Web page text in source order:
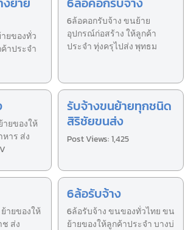
ยของทั่ว
าประจำ
6ล้อคอกรับจ้าง ขนย้าย
อุปกรณ์ก่อสร้าง ให้ลูกค้า
ประจำ ทุ่งครุไปส่ง พุทธม
ายของให้
าร ส่ง
รับจ้างขนย้ายทุกชนิด
สิริชัยขนส่ง
Post Views: 1,425
ายของให้
ส่ง
6ล้อรับจ้าง
6ล้อรับจ้าง ขนของทั่วไทย ขน
ย้ายของให้ลูกค้าประจำ บางบ่